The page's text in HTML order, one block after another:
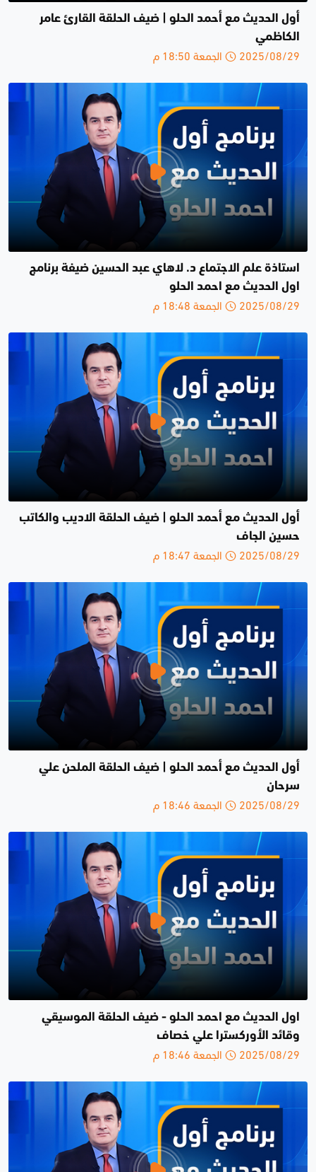
أول الحديث مع أحمد الحلو | ضيف الحلقة القارئ عامر
الكاظمي
2025/08/29 الجمعة 18:50 م
استاذة علم الاجتماع د. لاهاي عبد الحسين ضيفة برنامج
اول الحديث مع احمد الحلو
2025/08/29 الجمعة 18:48 م
أول الحديث مع أحمد الحلو | ضيف الحلقة الاديب والكاتب
حسين الجاف
2025/08/29 الجمعة 18:47 م
أول الحديث مع أحمد الحلو | ضيف الحلقة الملحن علي
سرحان
2025/08/29 الجمعة 18:46 م
اول الحديث مع احمد الحلو - ضيف الحلقة الموسيقي
وقائد الأوركسترا علي خصاف
2025/08/29 الجمعة 18:46 م